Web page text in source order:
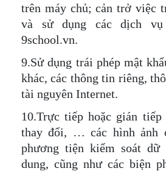
trên máy chủ; cản trở việc
và sử dụng các dịch vụ
9school.vn.
9.Sử dụng trái phép mật
khác, các thông tin riêng,
tài nguyên Internet.
10.Trực tiếp hoặc gián
thay đổi, … các hình ảnh
phương tiện kiểm soát
dung, cũng như các biện